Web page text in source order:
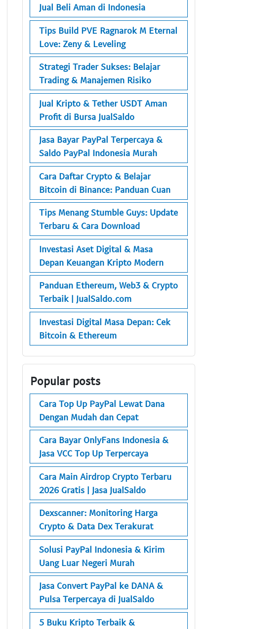
Jual Beli Aman di Indonesia
Tips Build PVE Ragnarok M Eternal
Love: Zeny & Leveling
Strategi Trader Sukses: Belajar
Trading & Manajemen Risiko
Jual Kripto & Tether USDT Aman
Profit di Bursa JualSaldo
Jasa Bayar PayPal Terpercaya &
Saldo PayPal Indonesia Murah
Cara Daftar Crypto & Belajar
Bitcoin di Binance: Panduan Cuan
Tips Menang Stumble Guys: Update
Terbaru & Cara Download
Investasi Aset Digital & Masa
Depan Keuangan Kripto Modern
Panduan Ethereum, Web3 & Crypto
Terbaik | JualSaldo.com
Investasi Digital Masa Depan: Cek
Bitcoin & Ethereum
Popular posts
Cara Top Up PayPal Lewat Dana
Dengan Mudah dan Cepat
Cara Bayar OnlyFans Indonesia &
Jasa VCC Top Up Terpercaya
Cara Main Airdrop Crypto Terbaru
2026 Gratis | Jasa JualSaldo
Dexscanner: Monitoring Harga
Crypto & Data Dex Terakurat
Solusi PayPal Indonesia & Kirim
Uang Luar Negeri Murah
Jasa Convert PayPal ke DANA &
Pulsa Terpercaya di JualSaldo
5 Buku Kripto Terbaik &